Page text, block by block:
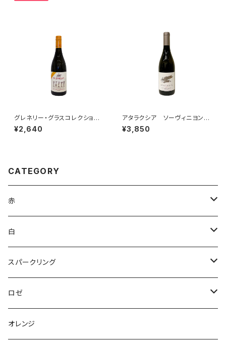
グレネリー・グラスコレクション・
¥2,640
アタラクシア ソーヴィニヨン・
ブラン 2025
¥3,850
CATEGORY
赤
ブルゴーニュ
ボルドー
シャンパーニュ
コート・デュ・ローヌ
白
アルザス
ブルゴーニュ
ボルドー
スパークリング
シャンパーニュ
アルザス
ロゼ
シャンパーニュ
オレンジ